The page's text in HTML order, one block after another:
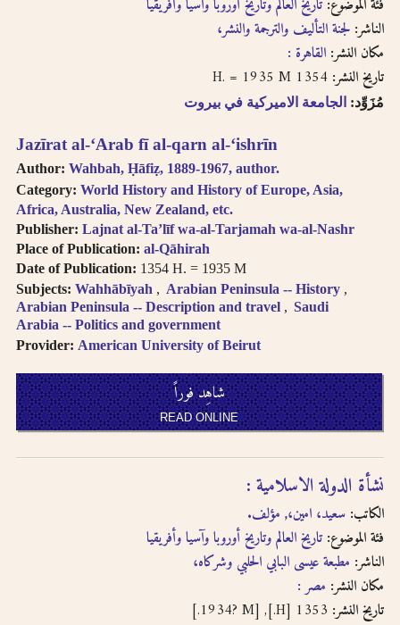
Jazīrat al-ʻArab fī al-qarn al-ʻishrīn
Author: Wahbah, Ḥāfiẓ, 1889-1967, author.
Category: World History and History of Europe, Asia,
Africa, Australia, New Zealand, etc.
Publisher: Lajnat al-Ta’līf wa-al-Tarjamah wa-al-Nashr
Place of Publication: al-Qāhirah
Date of Publication: 1354 H. = 1935 M
Subjects: Wahhābīyah
Arabian Peninsula -- History
Arabian Peninsula -- Description and travel
Saudi
Arabia -- Politics and government
Provider: American University of Beirut
شاهِد فوراً
READ ONLINE
فئة الموضوع: تاريخ العالم وتاريخ أوروبا وآسيا وأفريقيا
الناشر: لجنة التأليف والترجمة والنشر،
مكان النشر: القاهرة :
تاريخ النشر:
مُزَوِّد: الجامعة الاميركية في بيروت
نشأة الدولة الاسلامية :
الكاتب: سعيد، امين،, مؤلف.
فئة الموضوع: تاريخ العالم وتاريخ أوروبا وآسيا وأفريقيا
الناشر: مطبعة عيسى البابي الحلبي وشركاه،
مكان النشر: مصر :
تاريخ النشر: